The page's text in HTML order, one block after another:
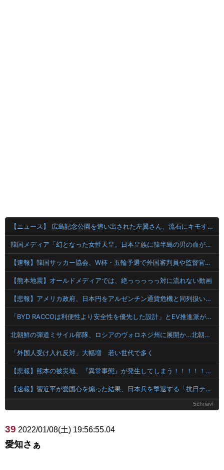
【ニュース】 広島記念公園を追い出された左翼さん、流石にキモすぎて炎上
韓国メディア「幻となった女性天皇。日本皇族に韓半島の男の血が入る可能性がゼロに・・・」
【速報】韓国サッカー協会、W杯・五輪予選で外国審判員や監督官を性接待！！！！
【熊本地震】オールドメディアでは、絶っっっっっ対に流れない動画
【悲報】アメリカ政府、日本円をアルゼンチン通貨危機と同列扱いへ・・・
「BYD RACCOは利便性より安全性を優先した設計」とEV推進派がスカスカ構造を絶賛、これがRACCOの一番の特徴よな
北朝鮮の弾道ミサイル部隊、ロシアのヴォロネジ州に展開か…北朝鮮は本質的にウクライナと戦争状態に！
「外国人受け入れ反対」大幅増 若い世代で多く
【悲報】熊本の被災地、『異常事態』が発生してしまう！！！！！！！！
【速報】習近平が愛国心を煽った結果、日本兵を撃退する「抗日テーマパーク」が各地で人気 1000人超が軍服姿で一斉突撃！
5chnavi
39 2022/01/08(土) 19:56:55.04
愛知さぁ